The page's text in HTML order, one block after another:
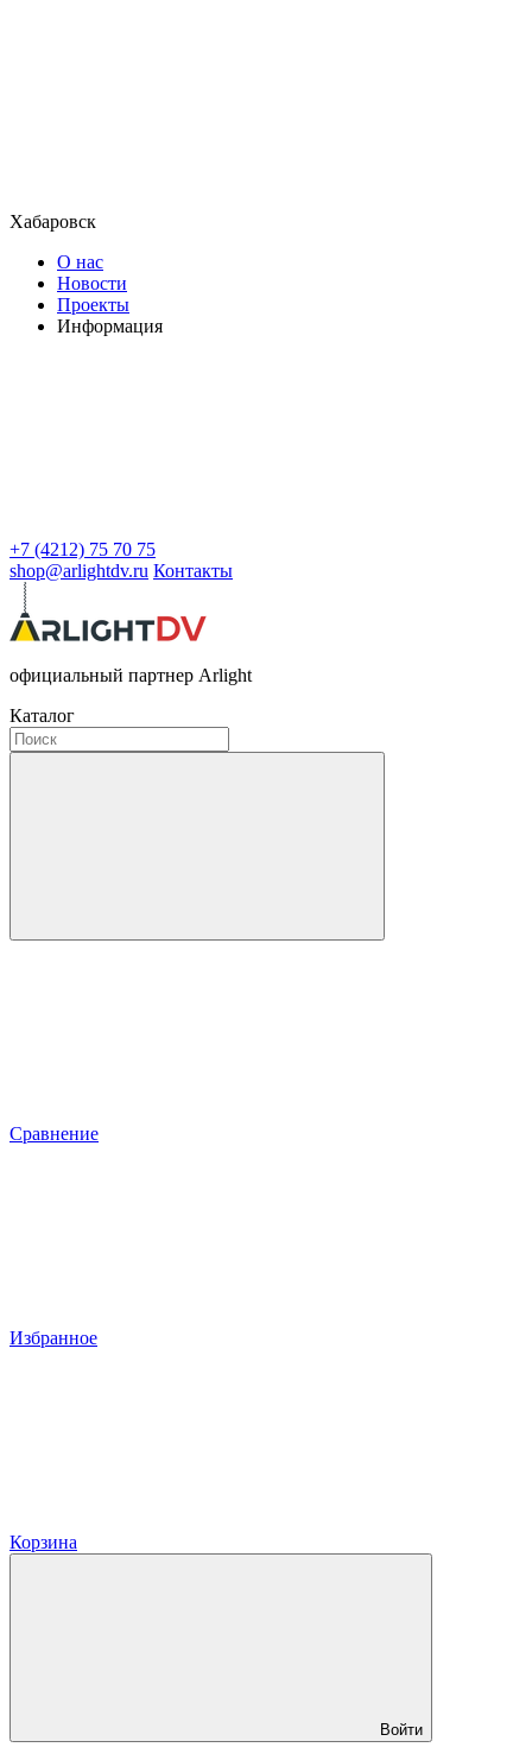
Хабаровск
О нас
Новости
Проекты
Информация
+7 (4212) 75 70 75
shop@arlightdv.ru Контакты
официальный партнер Arlight
Каталог
Сравнение
Избранное
Корзина
Войти